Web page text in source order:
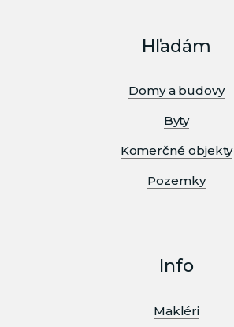
Hľadám
Domy a budovy
Byty
Komerčné objekty
Pozemky
Info
Makléri